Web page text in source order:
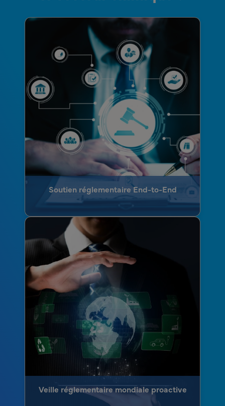
Soutien réglementaire End-to-End
Veille réglementaire mondiale proactive